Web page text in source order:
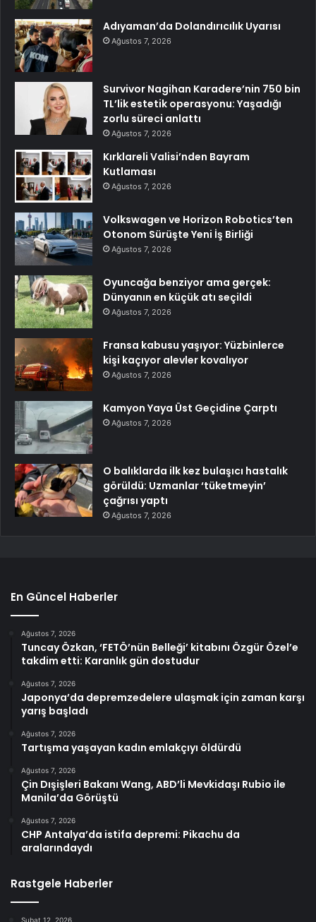
Adıyaman’da Dolandırıcılık Uyarısı
Ağustos 7, 2026
Survivor Nagihan Karadere’nin 750 bin
TL’lik estetik operasyonu: Yaşadığı
zorlu süreci anlattı
Ağustos 7, 2026
Kırklareli Valisi’nden Bayram
Kutlaması
Ağustos 7, 2026
Volkswagen ve Horizon Robotics’ten
Otonom Sürüşte Yeni İş Birliği
Ağustos 7, 2026
Oyuncağa benziyor ama gerçek:
Dünyanın en küçük atı seçildi
Ağustos 7, 2026
Fransa kabusu yaşıyor: Yüzbinlerce
kişi kaçıyor alevler kovalıyor
Ağustos 7, 2026
Kamyon Yaya Üst Geçidine Çarptı
Ağustos 7, 2026
O balıklarda ilk kez bulaşıcı hastalık
görüldü: Uzmanlar ‘tüketmeyin’
çağrısı yaptı
Ağustos 7, 2026
En Güncel Haberler
Ağustos 7, 2026
Tuncay Özkan, ‘FETÖ’nün Belleği’ kitabını Özgür Özel’e
takdim etti: Karanlık gün dostudur
Ağustos 7, 2026
Japonya’da depremzedelere ulaşmak için zaman karşı
yarış başladı
Ağustos 7, 2026
Tartışma yaşayan kadın emlakçıyı öldürdü
Ağustos 7, 2026
Çin Dışişleri Bakanı Wang, ABD’li Mevkidaşı Rubio ile
Manila’da Görüştü
Ağustos 7, 2026
CHP Antalya’da istifa depremi: Pikachu da
aralarındaydı
Rastgele Haberler
Şubat 12, 2026